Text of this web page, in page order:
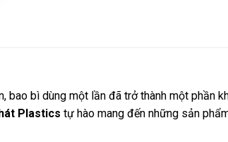
bao bì dùng một lần đã trở thành một phần
Plastics tự hào mang đến những sản